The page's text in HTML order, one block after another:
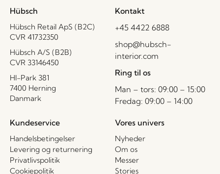
Hübsch
Hübsch Retail ApS (B2C)
CVR 41732350
Hübsch A/S (B2B)
CVR 33146450
HI-Park 381
7400 Herning
Danmark
Kontakt
+45 4422 6888
shop@hubsch-
interior.com
Ring til os
Man – tors: 09:00 – 15:00
Fredag: 09:00 – 14:00
Kundeservice
Handelsbetingelser
Levering og returnering
Privatlivspolitik
Cookiepolitik
Vores univers
Nyheder
Om os
Messer
Stories